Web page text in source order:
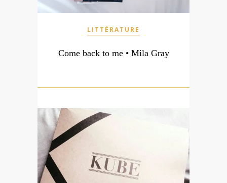
LITTÉRATURE
Come back to me • Mila Gray